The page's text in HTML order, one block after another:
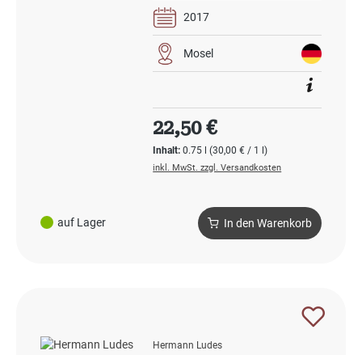
auf Lager
2017
Mosel
Inhalt:0.75 l(30,00 € / 1 l)
Regulärer Preis:
22,50 €
inkl. MwSt. zzgl. Versandkosten
In den Warenkorb
Hermann Ludes